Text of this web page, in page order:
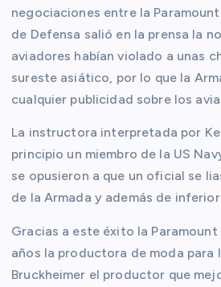
negociaciones entre la
de Defensa salió en la prensa la
aviadores habían violado a unas
sureste asiático, por lo que la
cualquier publicidad sobre los
La instructora interpretada por
principio un miembro de la US
se opusieron a que un oficial se
de la Armada y además de
Gracias a este éxito la
años la productora de moda para
Bruckheimer el productor que